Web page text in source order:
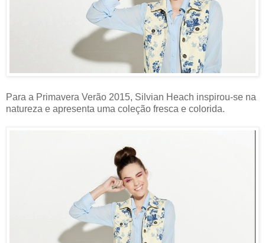
Para a Primavera Verão 2015, Silvian Heach inspirou-se na
natureza e apresenta uma coleção fresca e colorida.